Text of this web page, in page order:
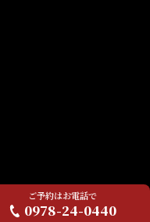
ご予約はお電話で
0978-24-0440